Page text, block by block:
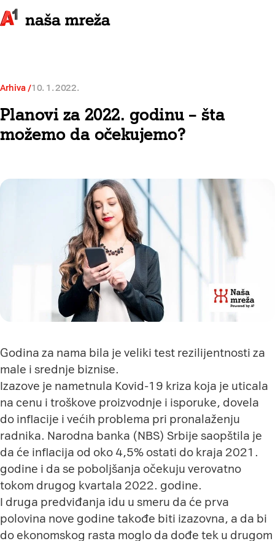
Arhiva 10. 1. 2022.
Planovi za 2022. godinu – šta
možemo da očekujemo?
Godina za nama bila je veliki test rezilijentnosti za
male i srednje biznise.
Izazove je nametnula Kovid-19 kriza koja je uticala
na cenu i troškove proizvodnje i isporuke, dovela
do inflacije i većih problema pri pronalaženju
radnika. Narodna banka (NBS) Srbije saopštila je
da će inflacija od oko 4,5% ostati do kraja 2021.
godine i da se poboljšanja očekuju verovatno
tokom drugog kvartala 2022. godine.
I druga predviđanja idu u smeru da će prva
polovina nove godine takođe biti izazovna, a da bi
do ekonomskog rasta moglo da dođe tek u drugom